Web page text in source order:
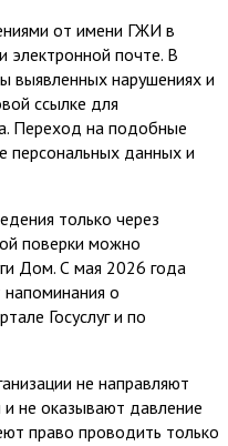
от имени ГЖИ в
электронной почте. В
выявленных нарушениях и
ссылке для
Переход на подобные
персональных данных и
только через
поверки можно
Дом. С мая 2026 года
о
Госуслуг и по
не направляют
не оказывают давление
право проводить только